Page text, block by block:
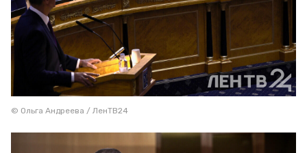
© Ольга Андреева / ЛенТВ24